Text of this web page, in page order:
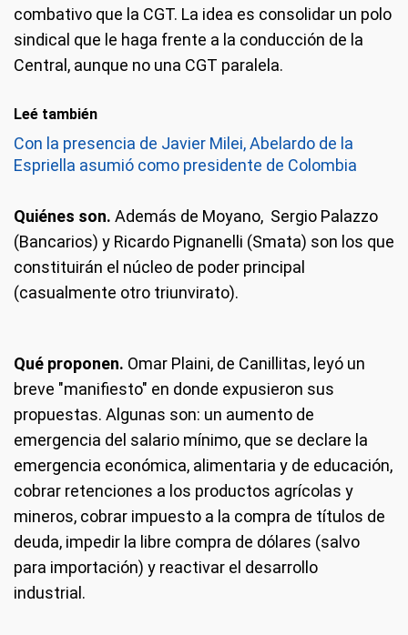
combativo que la CGT. La idea es consolidar un polo
sindical que le haga frente a la conducción de la
Central, aunque no una CGT paralela.
Leé también
Con la presencia de Javier Milei, Abelardo de la
Espriella asumió como presidente de Colombia
Quiénes son. Además de Moyano, Sergio Palazzo
(Bancarios) y Ricardo Pignanelli (Smata) son los que
constituirán el núcleo de poder principal
(casualmente otro triunvirato).
Qué proponen. Omar Plaini, de Canillitas, leyó un
breve "manifiesto" en donde expusieron sus
propuestas. Algunas son: un aumento de
emergencia del salario mínimo, que se declare la
emergencia económica, alimentaria y de educación,
cobrar retenciones a los productos agrícolas y
mineros, cobrar impuesto a la compra de títulos de
deuda, impedir la libre compra de dólares (salvo
para importación) y reactivar el desarrollo
industrial.